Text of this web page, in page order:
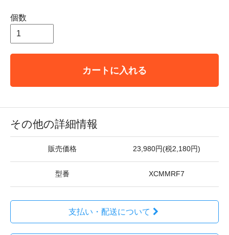
個数
カートに入れる
その他の詳細情報
販売価格 23,980円(税2,180円)
型番 XCMMRF7
支払い・配送について